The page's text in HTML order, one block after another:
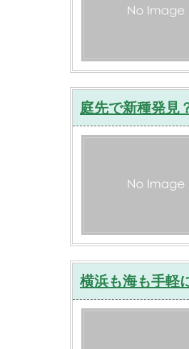
庭先で新種発見
横浜も海も手軽